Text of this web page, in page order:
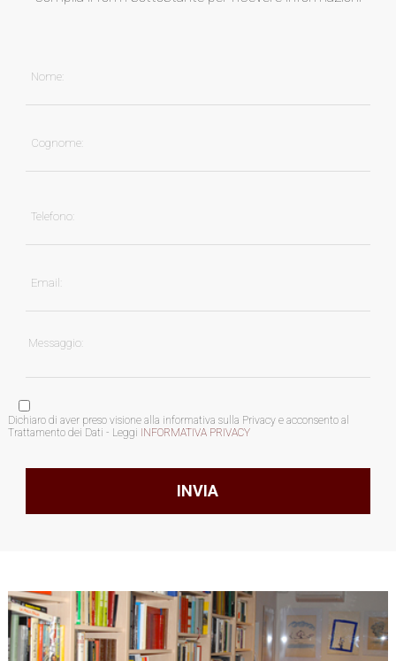
Dichiaro di aver preso visione alla informativa sulla Privacy e acconsento al
Trattamento dei Dati - Leggi INFORMATIVA PRIVACY